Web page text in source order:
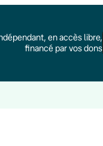
en accès libre,
financé par vos dons